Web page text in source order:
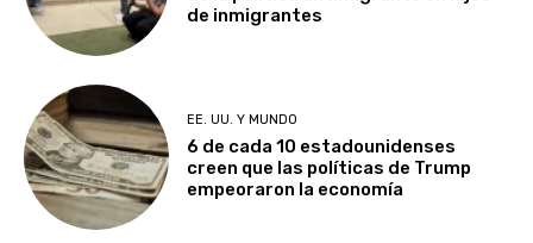
de inmigrantes
EE. UU. Y MUNDO
6 de cada 10 estadounidenses
creen que las políticas de Trump
empeoraron la economía